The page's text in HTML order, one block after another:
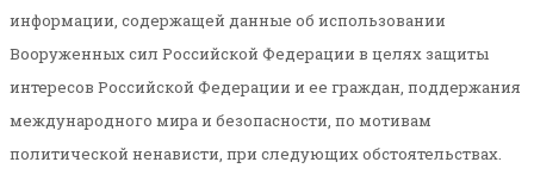
информации, содержащей данные об использовании
Вооруженных сил Российской Федерации в целях защиты
интересов Российской Федерации и ее граждан, поддержания
международного мира и безопасности, по мотивам
политической ненависти, при следующих обстоятельствах.